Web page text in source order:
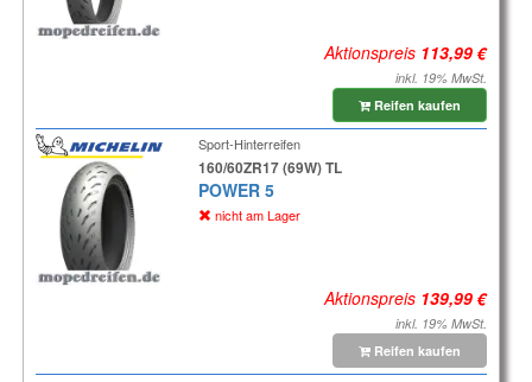
Aktionspreis
inkl. 19% MwSt.
Reifen kaufen
Sport-Hinterreifen
160/60ZR17 (69W) TL
POWER 5
nicht am Lager
Aktionspreis
inkl. 19% MwSt.
Reifen kaufen